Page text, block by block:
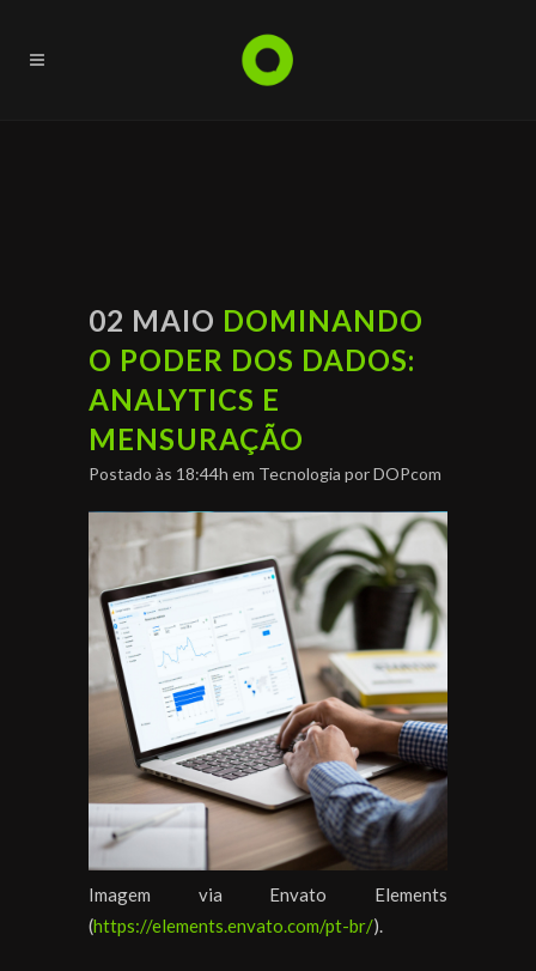
02 MAIO DOMINANDO
O PODER DOS DADOS:
ANALYTICS E
MENSURAÇÃO
Postado às 18:44h em Tecnologia porDOPcom
Imagem via Envato Elements
(https://elements.envato.com/pt-br/).